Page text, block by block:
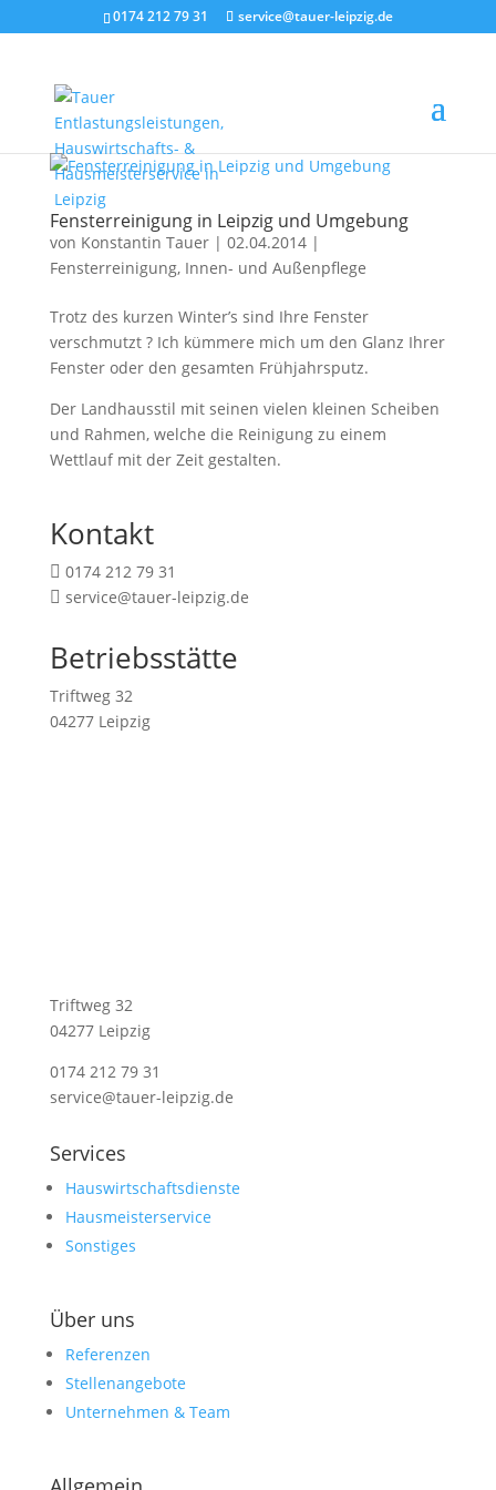
0174 212 79 31 service@tauer-leipzig.de
Fensterreinigung in Leipzig und Umgebung
von Konstantin Tauer| 02.04.2014|
Fensterreinigung, Innen- und Außenpflege
Trotz des kurzen Winter’s sind Ihre Fenster
verschmutzt ? Ich kümmere mich um den Glanz Ihrer
Fenster oder den gesamten Frühjahrsputz.
Der Landhausstil mit seinen vielen kleinen Scheiben
und Rahmen, welche die Reinigung zu einem
Wettlauf mit der Zeit gestalten.
Kontakt
 0174 212 79 31
 service@tauer-leipzig.de
Betriebsstätte
Triftweg 32
04277 Leipzig
Triftweg 32
04277 Leipzig
0174 212 79 31
service@tauer-leipzig.de
Services
Hauswirtschaftsdienste
Hausmeisterservice
Sonstiges
Über uns
Referenzen
Stellenangebote
Unternehmen & Team